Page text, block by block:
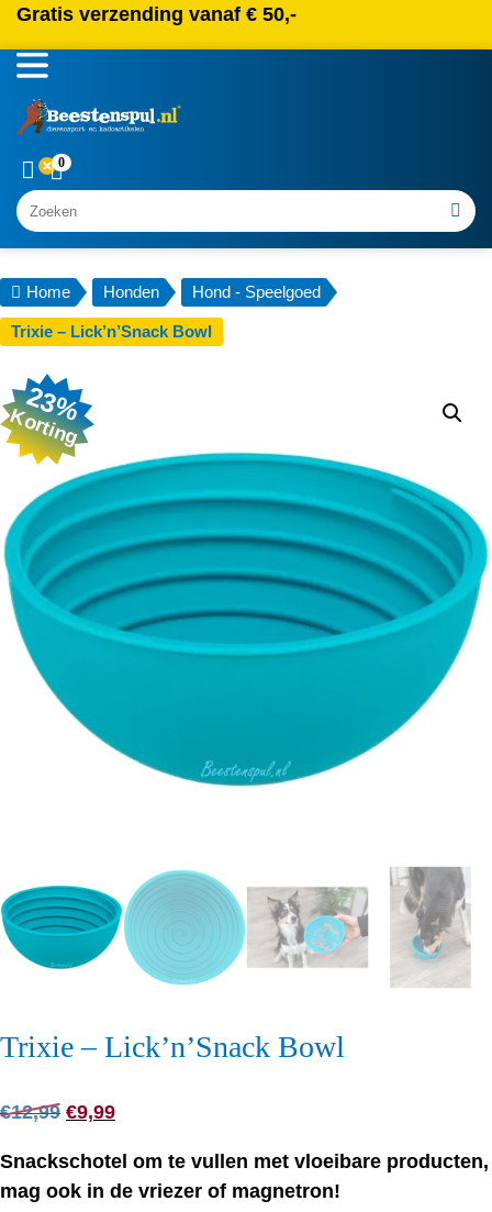
Gratis verzending vanaf € 50,-
0
Zoeken
Home Honden Hond - Speelgoed
Trixie – Lick’n’Snack Bowl
23%
Korting
Trixie – Lick’n’Snack Bowl
€12,99 Oorspronkelijke
was:
€12,99.
€9,99Huidige
is:
€9,99.
Snackschotel om te vullen met vloeibare producten,
mag ook in de vriezer of magnetron!